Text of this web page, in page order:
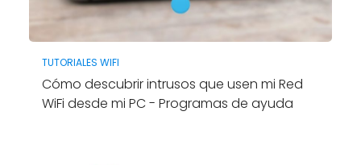
TUTORIALES WIFI
Cómo descubrir intrusos que usen mi Red
WiFi desde mi PC - Programas de ayuda